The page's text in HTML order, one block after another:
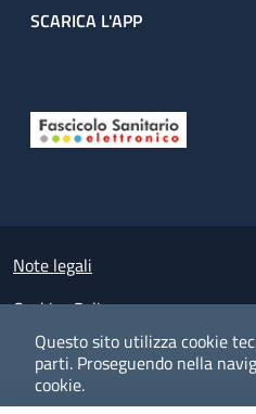
Questo sito utilizza cookie
parti. Proseguendo nella
cookie.
SCARICA L'APP
Small prints
Note legali
Cookies Policy
Policy privacy e protezione del
Albo pretorio on-line